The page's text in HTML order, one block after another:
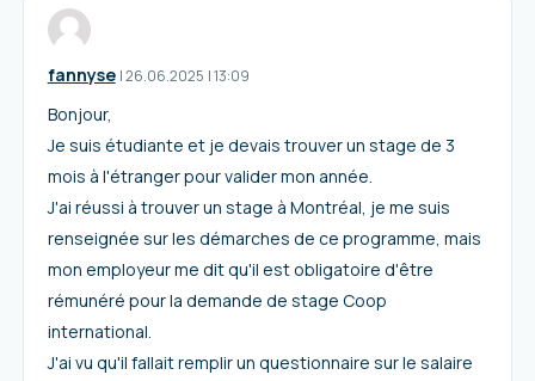
fannyse I26.06.2025 |13:09
Bonjour,
Je suis étudiante et je devais trouver un stage de 3
mois à l'étranger pour valider mon année.
J'ai réussi à trouver un stage à Montréal, je me suis
renseignée sur les démarches de ce programme, mais
mon employeur me dit qu'il est obligatoire d'être
rémunéré pour la demande de stage Coop
international.
J'ai vu qu'il fallait remplir un questionnaire sur le salaire